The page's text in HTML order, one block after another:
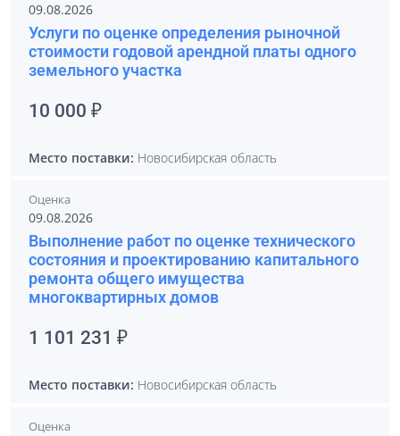
09.08.2026
Услуги по оценке определения рыночной
стоимости годовой арендной платы одного
земельного участка
10 000 ₽
Место поставки: Новосибирская область
Оценка
09.08.2026
Выполнение работ по оценке технического
состояния и проектированию капитального
ремонта общего имущества
многоквартирных домов
1 101 231 ₽
Место поставки: Новосибирская область
Оценка